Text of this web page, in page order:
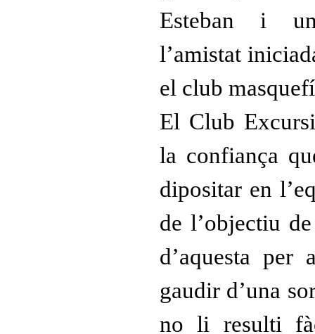
Esteban i
l’amistat
el club
El Club
la confiança
dipositar en
de l’objectiu
d’aquesta
gaudir d’una
no li resulti